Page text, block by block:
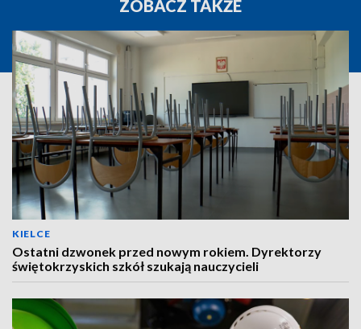
ZOBACZ TAKŻE
KIELCE
Ostatni dzwonek przed nowym rokiem. Dyrektorzy
świętokrzyskich szkół szukają nauczycieli